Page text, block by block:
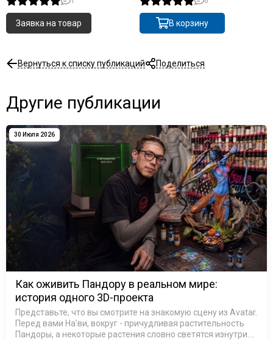
Заявка на товар В корзину
Вернуться к списку публикаций Поделиться
Другие публикации
30 Июля 2026
Как оживить Пандору в реальном мире:
история одного 3D-проекта
Представьте, что вы смотрите на знакомую сцену из Avatar.
Перед вами На’ви, вокруг - причудливая растительность
Пандоры, а некоторые растения словно светятся изнутри.